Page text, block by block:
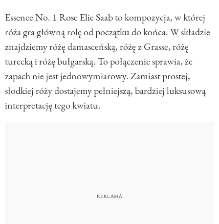
Essence No. 1 Rose Elie Saab to kompozycja, w której
róża gra główną rolę od początku do końca. W składzie
znajdziemy różę damasceńską, różę z Grasse, różę
turecką i różę bułgarską. To połączenie sprawia, że
zapach nie jest jednowymiarowy. Zamiast prostej,
słodkiej róży dostajemy pełniejszą, bardziej luksusową
interpretację tego kwiatu.